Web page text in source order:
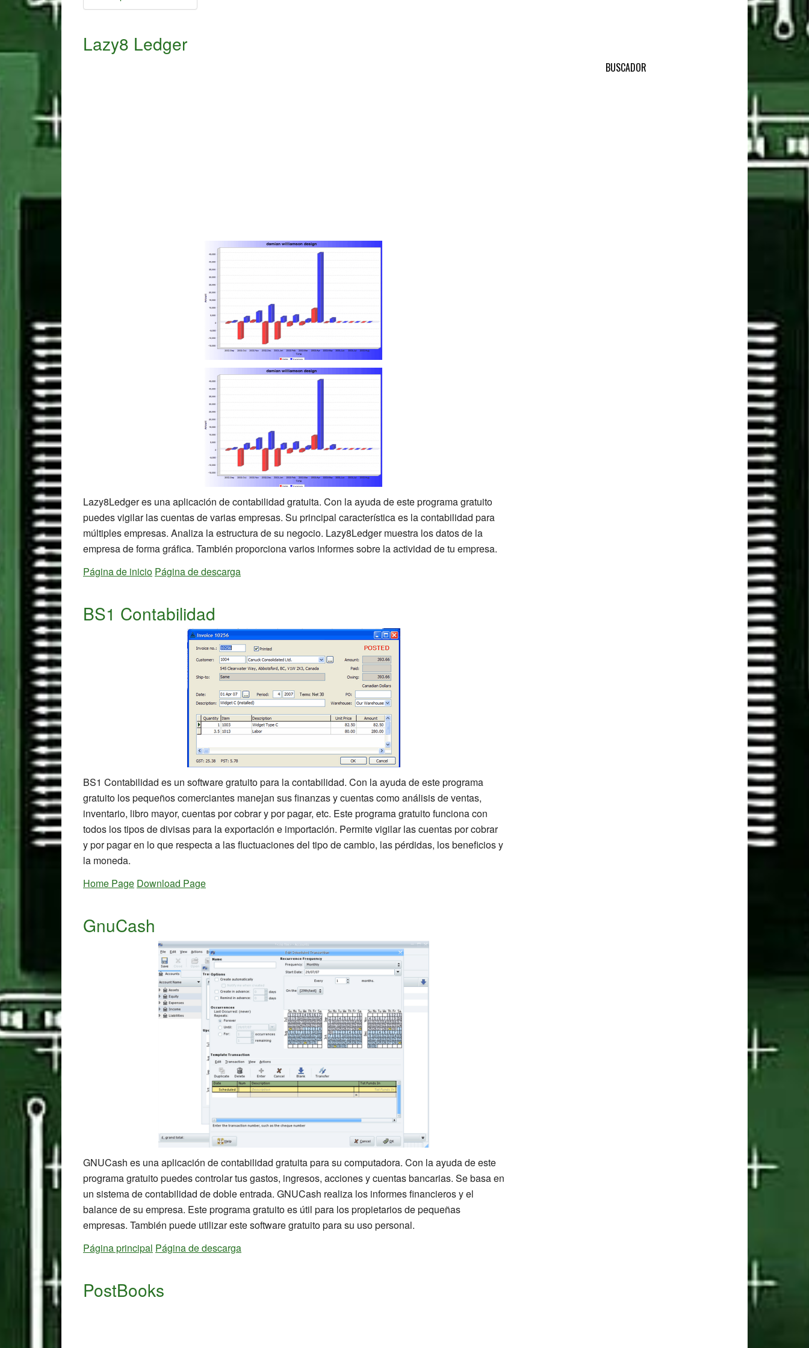
Lazy8 Ledger
Lazy8Ledger es una aplicación de contabilidad gratuita. Con la ayuda de este programa gratuito
puedes vigilar las cuentas de varias empresas. Su principal característica es la contabilidad para
múltiples empresas. Analiza la estructura de su negocio. Lazy8Ledger muestra los datos de la
empresa de forma gráfica. También proporciona varios informes sobre la actividad de tu empresa.
Página de inicio Página de descarga
BS1 Contabilidad
BS1 Contabilidad es un software gratuito para la contabilidad. Con la ayuda de este programa
gratuito los pequeños comerciantes manejan sus finanzas y cuentas como análisis de ventas,
inventario, libro mayor, cuentas por cobrar y por pagar, etc. Este programa gratuito funciona con
todos los tipos de divisas para la exportación e importación. Permite vigilar las cuentas por cobrar
y por pagar en lo que respecta a las fluctuaciones del tipo de cambio, las pérdidas, los beneficios y
la moneda.
Home Page Download Page
GnuCash
GNUCash es una aplicación de contabilidad gratuita para su computadora. Con la ayuda de este
programa gratuito puedes controlar tus gastos, ingresos, acciones y cuentas bancarias. Se basa en
un sistema de contabilidad de doble entrada. GNUCash realiza los informes financieros y el
balance de su empresa. Este programa gratuito es útil para los propietarios de pequeñas
empresas. También puede utilizar este software gratuito para su uso personal.
Página principal Página de descarga
PostBooks
BUSCADOR